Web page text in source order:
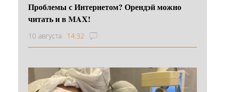
Проблемы с Интернетом? Орендэй можно
читать и в MAX!
10 августа 14:32